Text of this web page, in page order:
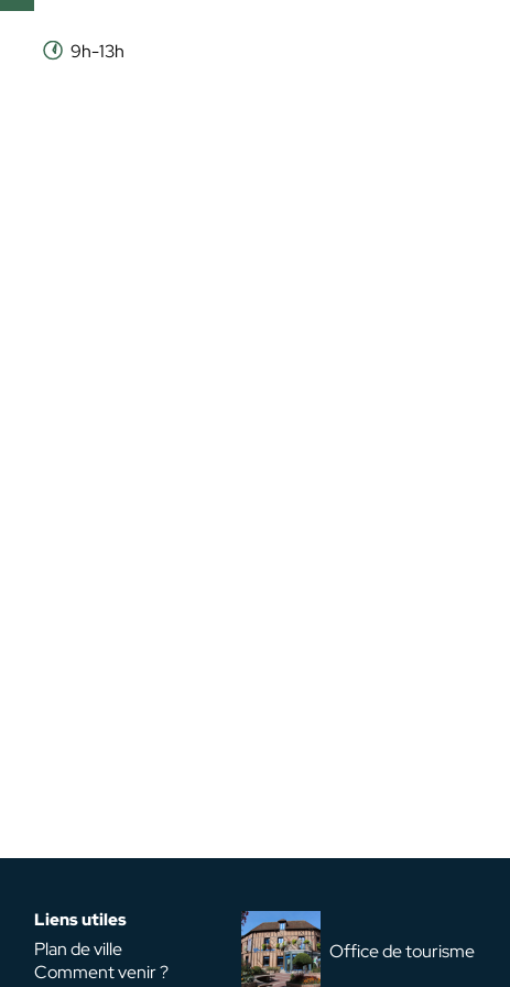
9h-13h
Liens utiles
Plan de ville
Comment venir ?
Office de tourisme